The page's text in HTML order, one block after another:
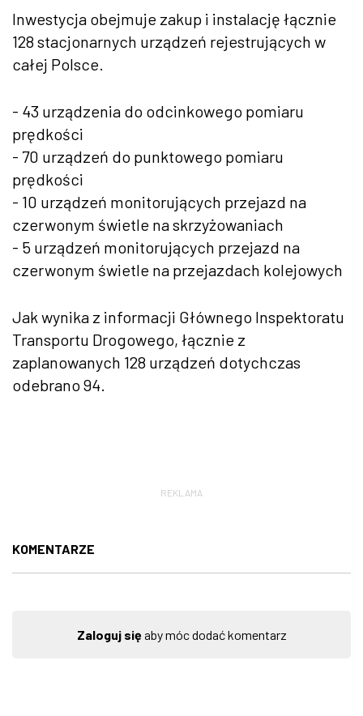
Inwestycja obejmuje zakup i instalację łącznie
128 stacjonarnych urządzeń rejestrujących w
całej Polsce.
- 43 urządzenia do odcinkowego pomiaru
prędkości
- 70 urządzeń do punktowego pomiaru
prędkości
- 10 urządzeń monitorujących przejazd na
czerwonym świetle na skrzyżowaniach
- 5 urządzeń monitorujących przejazd na
czerwonym świetle na przejazdach kolejowych
Jak wynika z informacji Głównego Inspektoratu
Transportu Drogowego, łącznie z
zaplanowanych 128 urządzeń dotychczas
odebrano 94.
REKLAMA
KOMENTARZE
Zaloguj sięaby móc dodać komentarz